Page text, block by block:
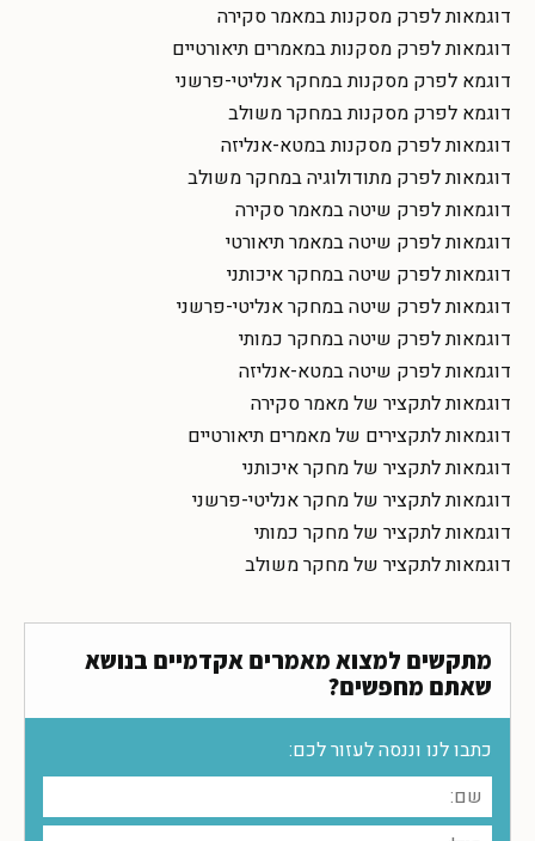
דוגמאות לפרק מסקנות במאמר סקירה
דוגמאות לפרק מסקנות במאמרים תיאורטיים
דוגמא לפרק מסקנות במחקר אנליטי-פרשני
דוגמא לפרק מסקנות במחקר משולב
דוגמאות לפרק מסקנות במטא-אנליזה
דוגמאות לפרק מתודולוגיה במחקר משולב
דוגמאות לפרק שיטה במאמר סקירה
דוגמאות לפרק שיטה במאמר תיאורטי
דוגמאות לפרק שיטה במחקר איכותני
דוגמאות לפרק שיטה במחקר אנליטי-פרשני
דוגמאות לפרק שיטה במחקר כמותי
דוגמאות לפרק שיטה במטא-אנליזה
דוגמאות לתקציר של מאמר סקירה
דוגמאות לתקצירים של מאמרים תיאורטיים
דוגמאות לתקציר של מחקר איכותני
דוגמאות לתקציר של מחקר אנליטי-פרשני
דוגמאות לתקציר של מחקר כמותי
דוגמאות לתקציר של מחקר משולב
מתקשים למצוא מאמרים אקדמיים בנושא
שאתם מחפשים?
כתבו לנו וננסה לעזור לכם: